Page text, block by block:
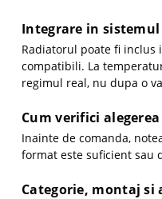
Integrare in
Radiatorul poate fi inclus
compatibili. La
regimul real, nu dupa o
Cum verifici alegerea
Inainte de comanda,
format este suficient sau
Categorie, montaj si